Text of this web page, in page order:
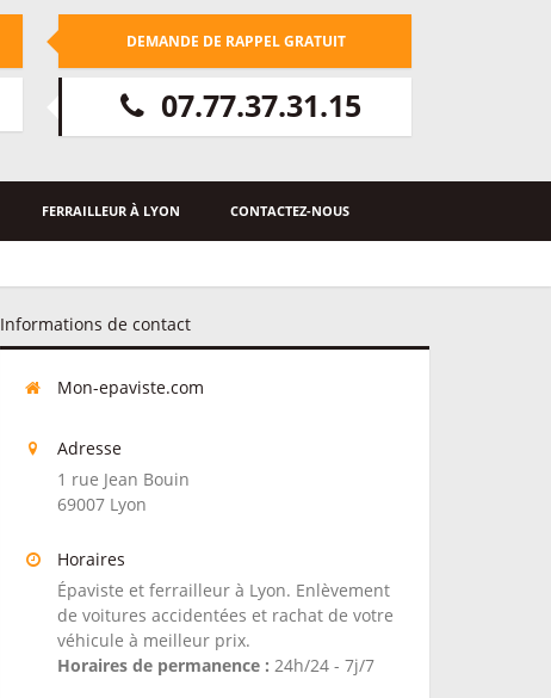
DEMANDE DE RAPPEL GRATUIT
07.77.37.31.15
FERRAILLEUR À LYON CONTACTEZ-NOUS
Informations de contact
Mon-epaviste.com
Adresse
1 rue Jean Bouin
69007 Lyon
Horaires
Épaviste et ferrailleur à Lyon. Enlèvement
de voitures accidentées et rachat de votre
véhicule à meilleur prix.
Horaires de permanence : 24h/24 - 7j/7